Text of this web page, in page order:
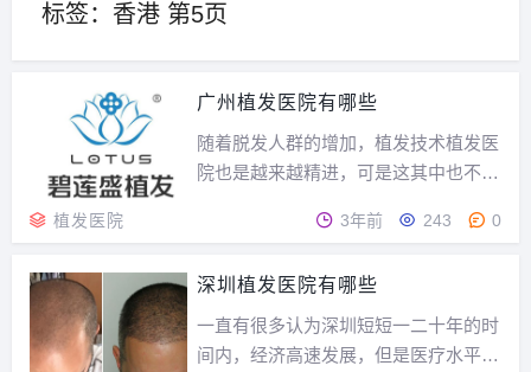
标签：香港 第5页
广州植发医院有哪些
随着脱发人群的增加，植发技术植发医
院也是越来越精进，可是这其中也不乏
友的脱发治疗。接下来就为您推荐几家
发医院新生植发先后在北京、香港、成
都等地创办了“毛发种植研究院”，新生
植发医院是目前国...
植发医院 3年前 243 0
深圳植发医院有哪些
一直有很多认为深圳短短一二十年的时
间内，经济高速发展，但是医疗水平跟